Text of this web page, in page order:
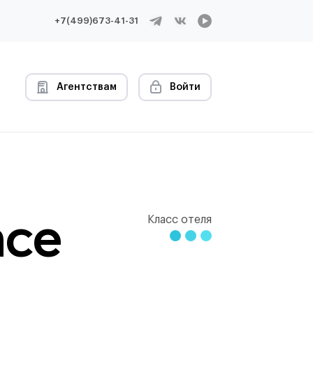
+7(499)673-41-31
Агентствам Войти
Класс отеля